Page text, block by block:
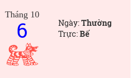
Tháng 10
6 Ngày:Thường
Trực:Bế